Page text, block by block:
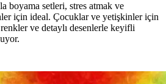
boyama setleri, stres atmak ve
için ideal. Çocuklar ve yetişkinler için
ve detaylı desenlerle keyifli